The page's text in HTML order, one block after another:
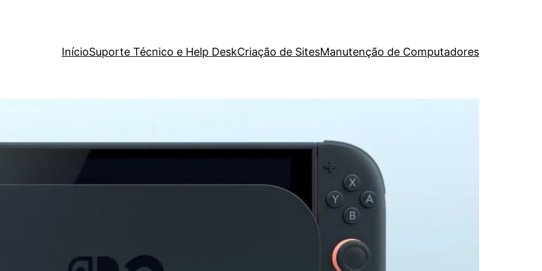
InícioSuporte Técnico e Help DeskCriação de SitesManutenção de Computadores